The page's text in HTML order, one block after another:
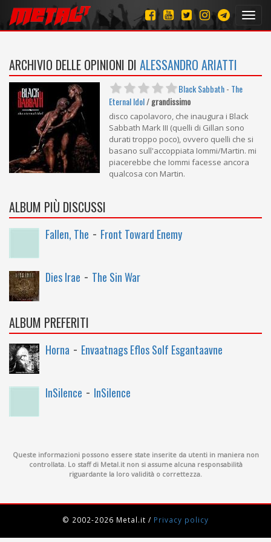
ARCHIVIO DELLE OPINIONI DI ALESSANDRO ARIATTI
Black Sabbath- The
Eternal Idol/grandissimo
disco capolavoro, che inaugura i Black
Sabbath Mark III (quelli di Gillan sono
durati troppo poco), ovvero quelli che si
basano sull'accoppiata Iommi/Martin. mi
piacerebbe che Iommi facesse ancora
qualcosa con Martin.
ALBUM PIÙ DISCUSSI
Fallen, The - Front Toward Enemy
Dies Irae - The Sin War
ALBUM PREFERITI
Horna - Envaatnags Eflos Solf Esgantaavne
InSilence - InSilence
Queste informazioni possono essere state inserite da utenti in maniera non
controllata. Lo staff di Metal.it non si assume alcuna responsabilità
riguardante la loro validità o correttezza.
© 2002-2026 Metal.it / Privacy policy